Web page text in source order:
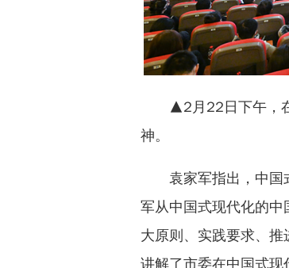
▲2月22日下午，
神。
袁家军指出，中国
军从中国式现代化的
大原则、实践要求、
讲解了市委在中国式